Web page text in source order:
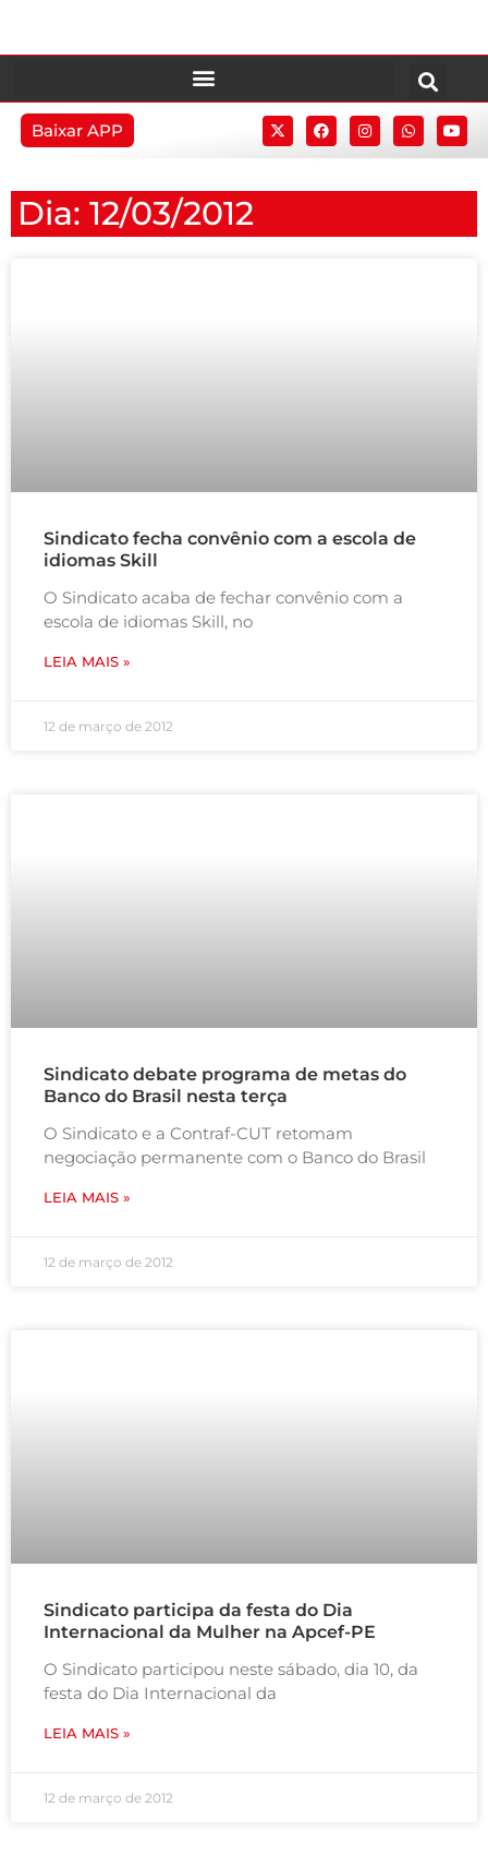
Baixar APP
Dia: 12/03/2012
Sindicato fecha convênio com a escola de
idiomas Skill
O Sindicato acaba de fechar convênio com a
escola de idiomas Skill, no
LEIA MAIS »
12 de março de 2012
Sindicato debate programa de metas do
Banco do Brasil nesta terça
O Sindicato e a Contraf-CUT retomam
negociação permanente com o Banco do Brasil
LEIA MAIS »
12 de março de 2012
Sindicato participa da festa do Dia
Internacional da Mulher na Apcef-PE
O Sindicato participou neste sábado, dia 10, da
festa do Dia Internacional da
LEIA MAIS »
12 de março de 2012